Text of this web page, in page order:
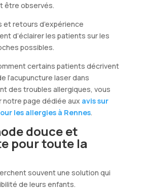
être observés.
et retours d’expérience
d’éclairer les patients sur les
possibles.
certains patients décrivent
l’acupuncture laser dans
des troubles allergiques, vous
notre page dédiée aux avis sur
les allergies à Rennes.
douce et
pour toute la
souvent une solution qui
de leurs enfants.